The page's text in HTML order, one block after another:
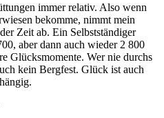
immer relativ. Also wenn
bekomme, nimmt mein
Zeit ab. Ein Selbstständiger
aber dann auch wieder 2 800
Glücksmomente. Wer nie durchs
kein Bergfest. Glück ist auch